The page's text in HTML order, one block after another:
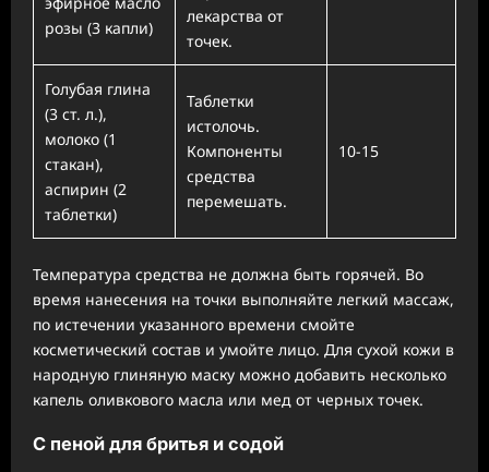
розы (3 капли)
лекарства от
точек.
Голубая глина
(3 ст. л.),
молоко (1
стакан),
аспирин (2
таблетки)
Таблетки
истолочь.
Компоненты
средства
перемешать.
10-15
Температура средства не должна быть горячей. Во
время нанесения на точки выполняйте легкий массаж,
по истечении указанного времени смойте
косметический состав и умойте лицо. Для сухой кожи в
народную глиняную маску можно добавить несколько
капель оливкового масла или мед от черных точек.
С пеной для бритья и содой